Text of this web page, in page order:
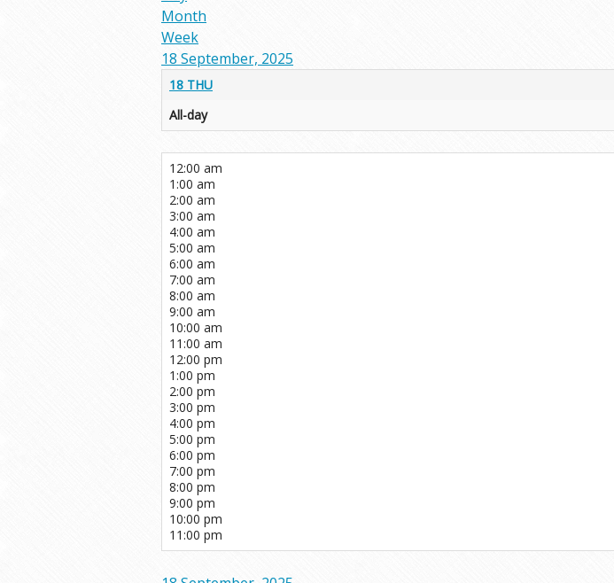
Month
Week
18 September, 2025
18 THU
All-day
12:00 am
1:00 am
2:00 am
3:00 am
4:00 am
5:00 am
6:00 am
7:00 am
8:00 am
9:00 am
10:00 am
11:00 am
12:00 pm
1:00 pm
2:00 pm
3:00 pm
4:00 pm
5:00 pm
6:00 pm
7:00 pm
8:00 pm
9:00 pm
10:00 pm
11:00 pm